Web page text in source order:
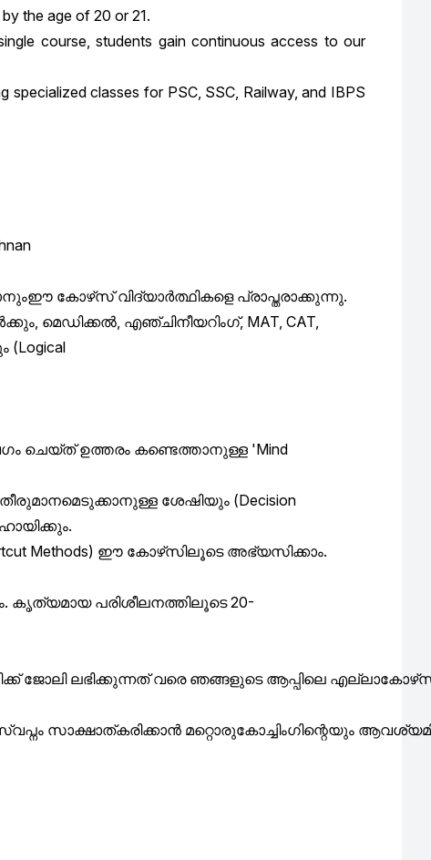
the age of 20 or 21.
course, students gain continuous access to our
classes for PSC, SSC, Railway, and IBPS
ഈ കോഴ്‌സ് വിദ്യാർത്ഥികളെ പ്രാപ്തരാക്കുന്നു.
, മെഡിക്കൽ, എഞ്ചിനീയറിംഗ്, MAT, CAT,
(Logical
ചെയ്ത് ഉത്തരം കണ്ടെത്താനുള്ള 'Mind
തീരുമാനമെടുക്കാനുള്ള ശേഷിയും (Decision
.
Methods) ഈ കോഴ്‌സിലൂടെ അഭ്യസിക്കാം.
. കൃത്യമായ പരിശീലനത്തിലൂടെ20-
ജോലി ലഭിക്കുന്നത് വരെ ഞങ്ങളുടെ ആപ്പിലെ എല്ലാ
സാക്ഷാത്കരിക്കാൻ മറ്റൊരുകോച്ചിംഗിന്റെയും